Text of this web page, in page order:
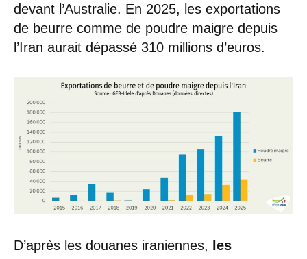
devant l’Australie. En 2025, les exportations
de beurre comme de poudre maigre depuis
l’Iran aurait dépassé 310 millions d’euros.
D’après les douanes iraniennes, les